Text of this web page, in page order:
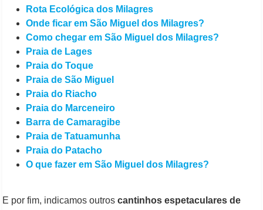
Rota Ecológica dos Milagres
Onde ficar em São Miguel dos Milagres?
Como chegar em São Miguel dos Milagres?
Praia de Lages
Praia do Toque
Praia de São Miguel
Praia do Riacho
Praia do Marceneiro
Barra de Camaragibe
Praia de Tatuamunha
Praia do Patacho
O que fazer em São Miguel dos Milagres?
E por fim, indicamos outros cantinhos espetaculares de